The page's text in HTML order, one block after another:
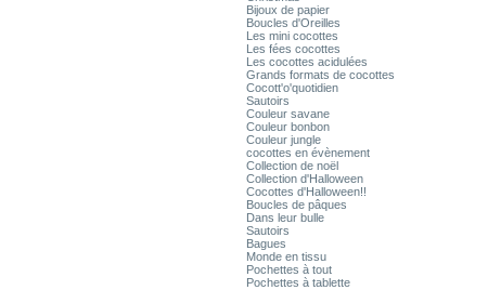
Bijoux de papier
Boucles d'Oreilles
Les mini cocottes
Les fées cocottes
Les cocottes acidulées
Grands formats de cocottes
Cocott'o'quotidien
Sautoirs
Couleur savane
Couleur bonbon
Couleur jungle
cocottes en évènement
Collection de noël
Collection d'Halloween
Cocottes d'Halloween!!
Boucles de pâques
Dans leur bulle
Sautoirs
Bagues
Monde en tissu
Pochettes à tout
Pochettes à tablette